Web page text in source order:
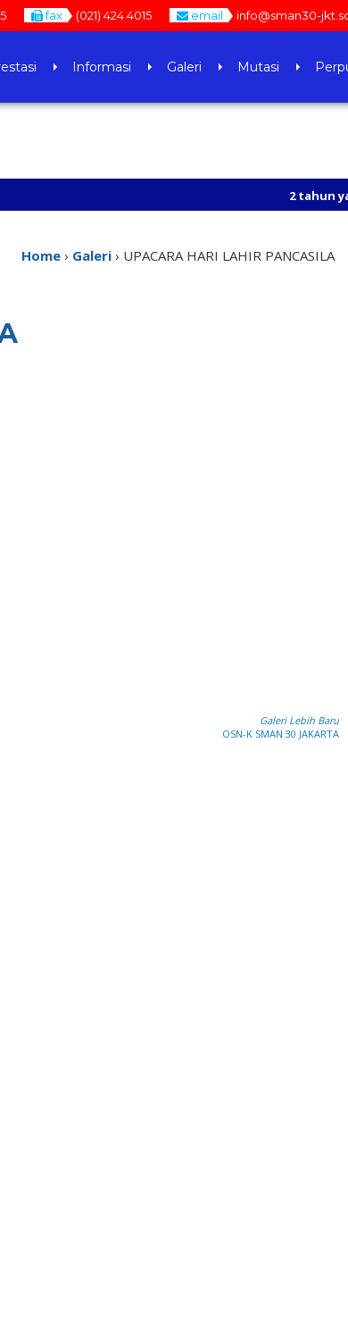
fax (021) 424 4015 email info@sman30-
Informasi Galeri Mutasi
2 tahun yang lalu/
Home› Galeri› UPACARA HARI LAHIR PANCASILA
Galeri Lebih Baru
OSN-K SMAN 30 JAKARTA